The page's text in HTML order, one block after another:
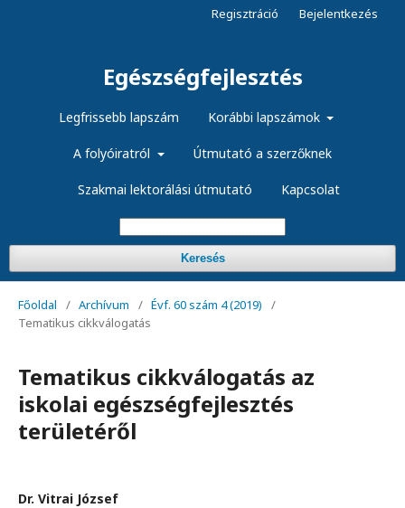
Egészségfejlesztés
Legfrissebb lapszám Korábbi lapszámok
A folyóiratról Útmutató a szerzőknek
Szakmai lektorálási útmutató Kapcsolat
Keresés
Regisztráció Bejelentkezés
Főoldal / Archívum / Évf. 60 szám 4 (2019)
/
Tematikus cikkválogatás
Tematikus cikkválogatás az
iskolai egészségfejlesztés
területéről
Dr. Vitrai József